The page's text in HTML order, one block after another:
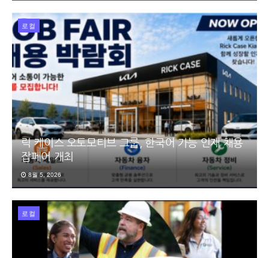
로컬
릭 케이스 오토모티브 그룹, 한국어 가능 인재 채용
잡페어 개최
8월 5, 2026
로컬